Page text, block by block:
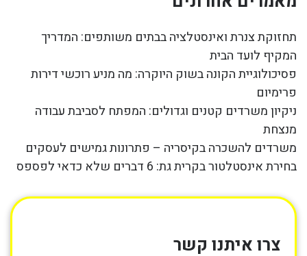
תחזוקת צנרת ואינסטלציה בבתים משותפים: המדריך
המקיף לועד הבית
פסיכולוגיית הקונה בשוק היוקרה: מה מניע רוכשי דירות
פרימיום
ניקיון משרדים קטנים וגדולים: המפתח לסביבת עבודה
מנצחת
משרדים להשכרה בקיסריה – פתרונות גמישים לעסקים
בחירת אינסטלטור בקרית גת: 6 דברים שלא כדאי לפספס
צרו איתנו קשר